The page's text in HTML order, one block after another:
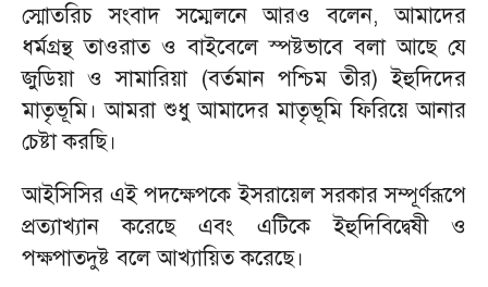
স্মোতরিচ সংবাদ সম্মেলনে আরও বলেন, আমাদের
ধর্মগ্রন্থ তাওরাত ও বাইবেলে স্পষ্টভাবে বলা আছে যে
জুডিয়া ও সামারিয়া (বর্তমান পশ্চিম তীর) ইহুদিদের
মাতৃভূমি। আমরা শুধু আমাদের মাতৃভূমি ফিরিয়ে আনার
চেষ্টা করছি।
আইসিসির এই পদক্ষেপকে ইসরায়েল সরকার সম্পূর্ণরূপে
প্রত্যাখ্যান করেছে এবং এটিকে ইহুদিবিদ্বেষী ও
পক্ষপাতদুষ্ট বলে আখ্যায়িত করেছে।